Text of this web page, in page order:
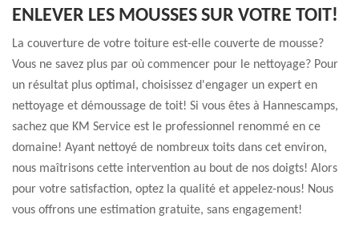
ENLEVER LES MOUSSES SUR VOTRE TOIT!
La couverture de votre toiture est-elle couverte de mousse?
Vous ne savez plus par où commencer pour le nettoyage? Pour
un résultat plus optimal, choisissez d'engager un expert en
nettoyage et démoussage de toit! Si vous êtes à Hannescamps,
sachez que KM Service est le professionnel renommé en ce
domaine! Ayant nettoyé de nombreux toits dans cet environ,
nous maîtrisons cette intervention au bout de nos doigts! Alors
pour votre satisfaction, optez la qualité et appelez-nous! Nous
vous offrons une estimation gratuite, sans engagement!